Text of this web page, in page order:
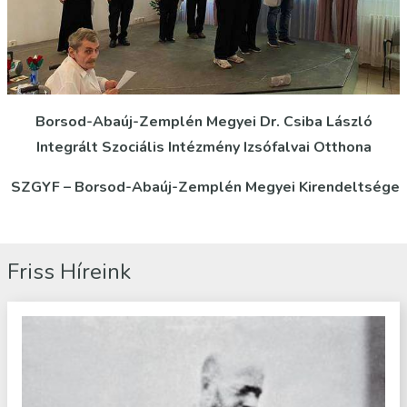
Borsod-Abaúj-Zemplén Megyei Dr. Csiba László
Integrált Szociális Intézmény Izsófalvai Otthona
SZGYF – Borsod-Abaúj-Zemplén Megyei Kirendeltsége
Friss Híreink